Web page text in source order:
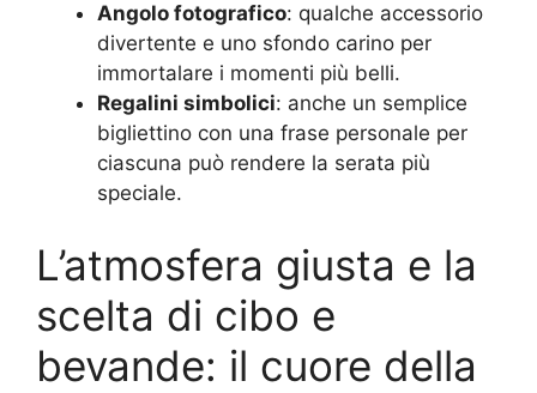
Angolo fotografico: qualche accessorio
divertente e uno sfondo carino per
immortalare i momenti più belli.
Regalini simbolici: anche un semplice
bigliettino con una frase personale per
ciascuna può rendere la serata più
speciale.
L’atmosfera giusta e la
scelta di cibo e
bevande: il cuore della